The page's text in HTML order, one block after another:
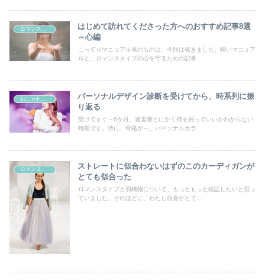
はじめて訪れてくださった方へのおすすめ記事8選
～心編
こってりマニュアル系のものは、今回は省きました。軽いマニュア
ルと、ロマンスタイプの心を守るための記事...
パーソナルデザイン診断を受けてから、時系列に振
り返る
受けてすぐ～6か月、迷走期とにかく何を買っていいかわからない
時期です。特に、骨格が～、パーソナルカラ...
ストレートに似合わないはずのこのカーディガンが
とても似合った
ロマンスタイプと羽織物について、もっともっと検証したいと思っ
ていました。それほどに、わたし自身がとて...